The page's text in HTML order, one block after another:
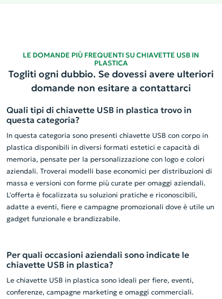
LE DOMANDE PIÙ FREQUENTI SU CHIAVETTE USB IN
PLASTICA
Togliti ogni dubbio. Se dovessi avere ulteriori
domande non esitare a contattarci
Quali tipi di chiavette USB in plastica trovo in
questa categoria?
In questa categoria sono presenti chiavette USB con corpo in
plastica disponibili in diversi formati estetici e capacità di
memoria, pensate per la personalizzazione con logo e colori
aziendali. Troverai modelli base economici per distribuzioni di
massa e versioni con forme più curate per omaggi aziendali.
L'offerta è focalizzata su soluzioni pratiche e riconoscibili,
adatte a eventi, fiere e campagne promozionali dove è utile un
gadget funzionale e brandizzabile.
Per quali occasioni aziendali sono indicate le
chiavette USB in plastica?
Le chiavette USB in plastica sono ideali per fiere, eventi,
conferenze, campagne marketing e omaggi commerciali.